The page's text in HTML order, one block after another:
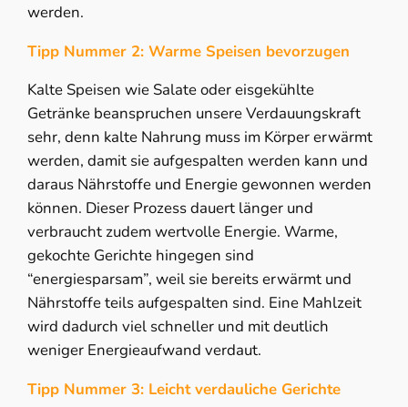
werden.
Tipp Nummer 2: Warme Speisen bevorzugen
Kalte Speisen wie Salate oder eisgekühlte
Getränke beanspruchen unsere Verdauungskraft
sehr, denn kalte Nahrung muss im Körper erwärmt
werden, damit sie aufgespalten werden kann und
daraus Nährstoffe und Energie gewonnen werden
können. Dieser Prozess dauert länger und
verbraucht zudem wertvolle Energie. Warme,
gekochte Gerichte hingegen sind
“energiesparsam”, weil sie bereits erwärmt und
Nährstoffe teils aufgespalten sind. Eine Mahlzeit
wird dadurch viel schneller und mit deutlich
weniger Energieaufwand verdaut.
Tipp Nummer 3: Leicht verdauliche Gerichte